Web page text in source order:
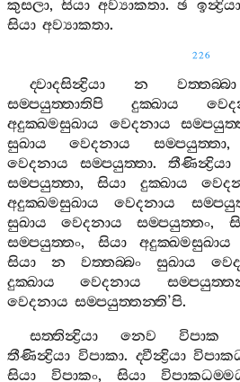
කුසලා,සියා අව්‍යාකතා.ඡ ඉන්‍ද්‍රියා
සියා අව්‍යාකතා.
226
ද‍්වාදසින්‍ද්‍රියා න වත‍්තබ‍්බා
සම‍්පයුත‍්තාතිපි
දුක‍්ඛාය
අදුක‍්ඛමසුඛාය
වෙදනාය
සුඛාය
වෙදනාය සම‍්පයුත‍්තා
වෙදනාය
සම‍්පයුත‍්තා. තීණින්‍ද්‍රියා
සම‍්පයුත‍්තා,සියා දුක‍්ඛාය
අදුක‍්ඛමසුඛාය
වෙදනාය
සුඛාය
වෙදනාය සම‍්පයුත‍්තං,
සම‍්පයුත‍්තං, සියා අදුක‍්ඛමසුඛාය
සියා
න වත‍්තබ‍්බං සුඛාය
දුක‍්ඛාය
වෙදනාය
වෙදනාය සම‍්පයුත‍්තන‍්ති’පි.
සත‍්තින්‍ද්‍රියා
නෙව විපාක
තීණින්‍ද්‍රියා විපාකා. ද‍්වීන්‍ද්‍රියා
සියා
විපාකං, සියා